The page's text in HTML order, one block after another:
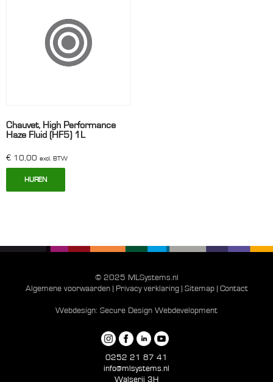
Chauvet, High Performance
Haze Fluid (HF5) 1L
€ 10,00 excl. BTW
HUREN
© 2025 MLSystems.nl
Algemene voorwaarden| Privacy verklaring| Sitemap| Contact
Webdesign: Secure Design Webdevelopment
0252 21 87 41
info@mlsystems.nl
Walserij 3H